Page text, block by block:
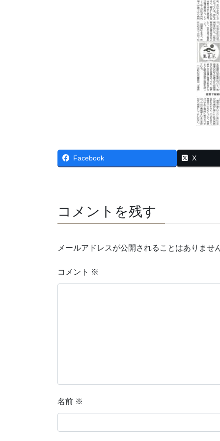
Facebook X
コメントを残す
メールアドレスが公開されることはありませ
コメント ※
名前 ※